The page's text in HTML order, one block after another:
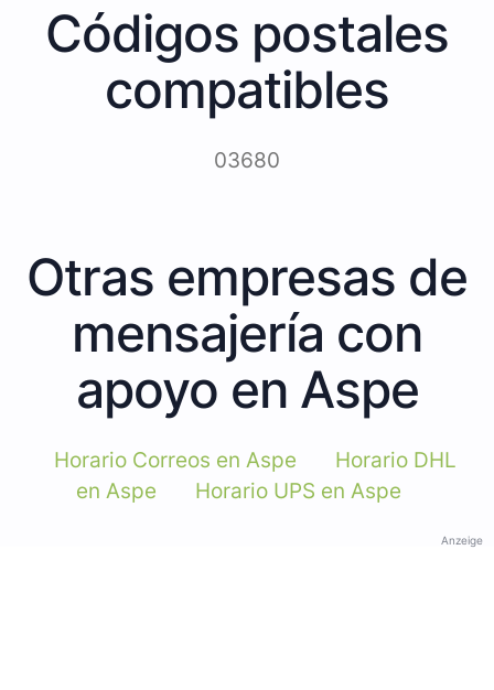
Códigos postales
compatibles
03680
Otras empresas de
mensajería con
apoyo en Aspe
Horario Correos en Aspe
Horario DHL
en Aspe
Horario UPS en Aspe
Anzeige